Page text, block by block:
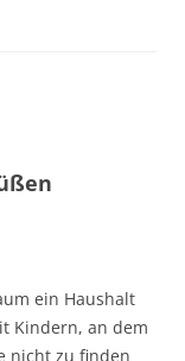
ein Haushalt
Kindern, an dem
nicht zu finden